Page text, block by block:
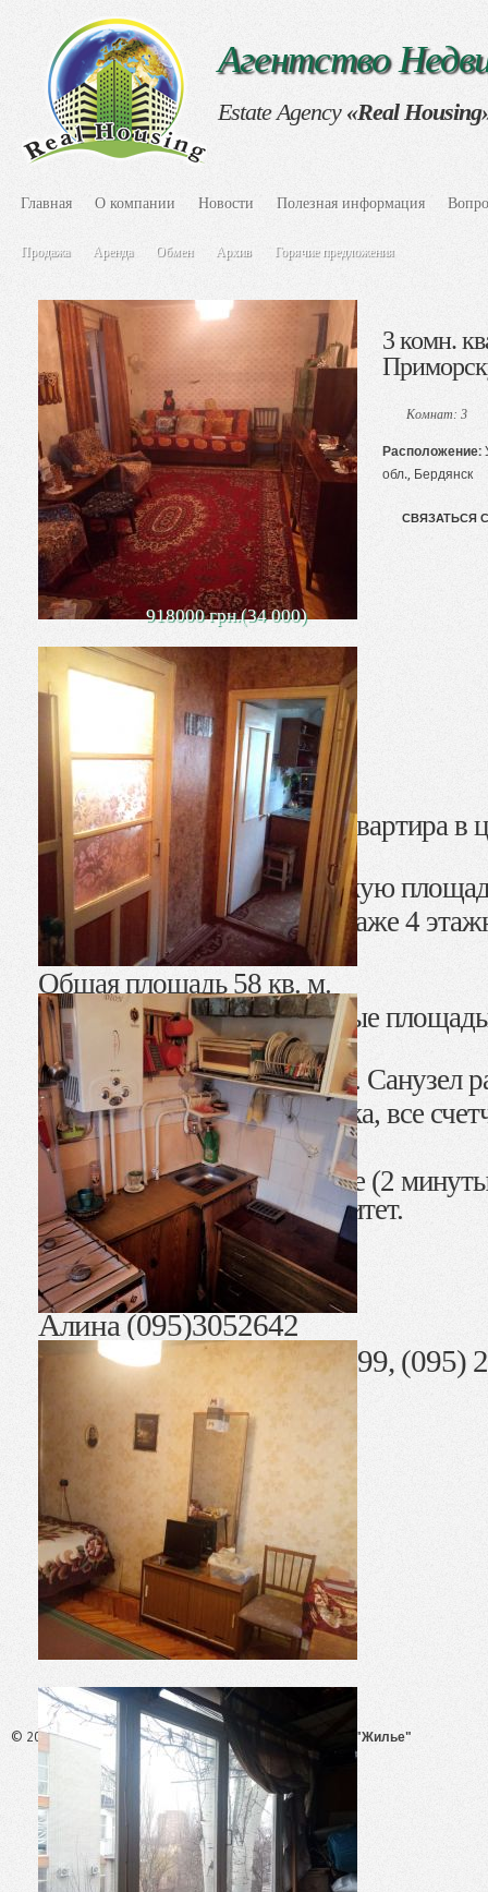
Агентство
Estate Agency «Real
Главная О компании Новости Полезная информация
Продажа Аренда Обмен Архив Горячие предложения
918000 грн.(34 000)
3 комн.
Комнат: 3
Расположение:
обл., Бердянск
СВЯЗАТЬСЯ
Продается трехкомнатная квартира в
Пушкина.
Окна выходят на Приморскую
Квартира находится на 4 этаже 4
угловая.
Общая площадь 58 кв. м.
Комнаты смежно-раздельные
кв.м., 12.5 кв. м.
Площадь кухни – 5, 6 кв. м. Санузел
Установлена газовая колонка, все
Есть кондиционер.
В пешей доступности: море (2
кинотеатр, рынок, университет.
Стоимость: (34 000)$
Алина (095)3052642
АН «Жильё» (096) 2344499, (095)
44499
© 2026 - АН "Жилье"ООО "Агентство Недвижимости "Жилье"